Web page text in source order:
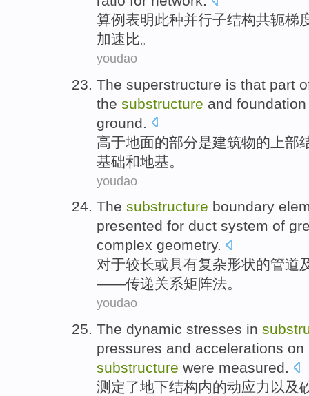
算例 表明此种并行子结构共轭梯
加速 比。
youdao
The superstructure is that part
the substructure and foundation
ground.
高于地面的部分是建筑物的 上部
基础和地基 。
youdao
The substructure boundary
presented for duct system of
complex geometry.
对于较长或具有复杂形状的管道
——传递关系矩阵法。
youdao
The dynamic stresses in
pressures and accelerations on
substructure were measured.
测定了地下结构内的动应力 以及